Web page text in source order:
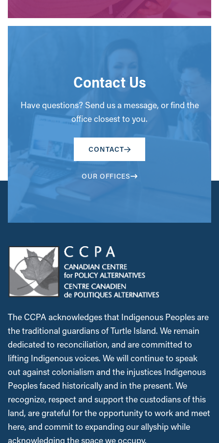
Contact Us
Have questions? Send us a message, or find the
office closest to you.
CONTACT
OUR OFFICES
The CCPA acknowledges that Indigenous Peoples are
the traditional guardians of Turtle Island. We remain
dedicated to reconciliation, and are committed to
lifting Indigenous voices. We will continue to speak
out against colonialism and the injustices Indigenous
Peoples faced historically and in the present. We
recognize, respect and support the custodians of this
land, are grateful for the opportunity to work and meet
here, and commit to expanding our allyship while
acknowledging the space we occupy.